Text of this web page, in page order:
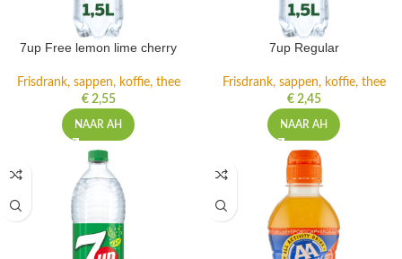
7up Free lemon lime cherry
Frisdrank, sappen, koffie, thee
€2,55
NAAR AH
7up Regular
Frisdrank, sappen, koffie, thee
€2,45
NAAR AH